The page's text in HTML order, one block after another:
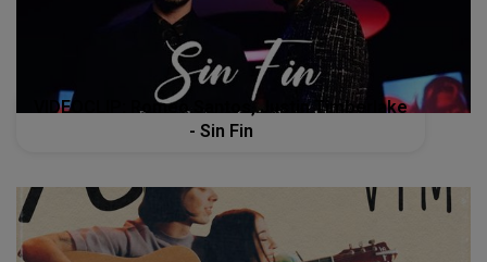
VIDEOCLIP: Romeo Santos, Justin Timberlake
- Sin Fin